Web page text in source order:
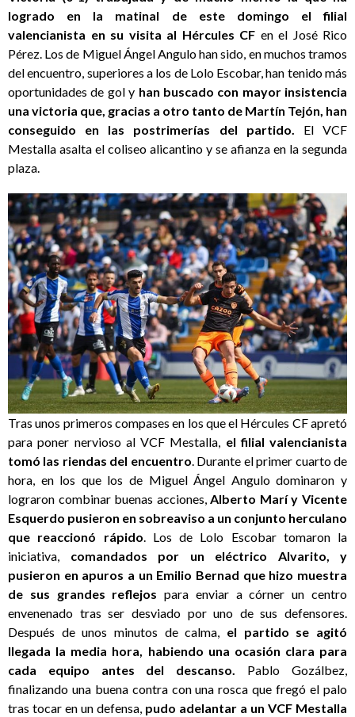
logrado en la matinal de este domingo el filial
valencianista en su visita al Hércules CF en el José Rico
Pérez. Los de Miguel Ángel Angulo han sido, en muchos tramos
del encuentro, superiores a los de Lolo Escobar, han tenido más
oportunidades de gol y han buscado con mayor insistencia
una victoria que, gracias a otro tanto de Martín Tejón, han
conseguido en las postrimerías del partido. El VCF
Mestalla asalta el coliseo alicantino y se afianza en la segunda
plaza.
Tras unos primeros compases en los que el Hércules CF apretó
para poner nervioso al VCF Mestalla, el filial valencianista
tomó las riendas del encuentro. Durante el primer cuarto de
hora, en los que los de Miguel Ángel Angulo dominaron y
lograron combinar buenas acciones,Alberto Marí y Vicente
Esquerdo pusieron en sobreaviso a un conjunto herculano
que reaccionó rápido. Los de Lolo Escobar tomaron la
iniciativa, comandados por un eléctrico Alvarito, y
pusieron en apuros a un Emilio Bernad que hizo muestra
de sus grandes reflejospara enviar a córner un centro
envenenado tras ser desviado por uno de sus defensores.
Después de unos minutos de calma, el partido se agitó
llegada la media hora, habiendo una ocasión clara para
cada equipo antes del descanso. Pablo Gozálbez,
finalizando una buena contra con una rosca que fregó el palo
tras tocar en un defensa, pudo adelantar a un VCF Mestalla